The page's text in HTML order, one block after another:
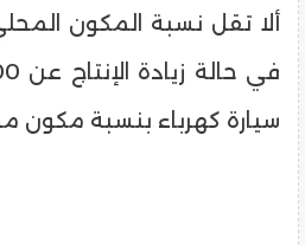
سيارة كهرباء بنسبة مكون